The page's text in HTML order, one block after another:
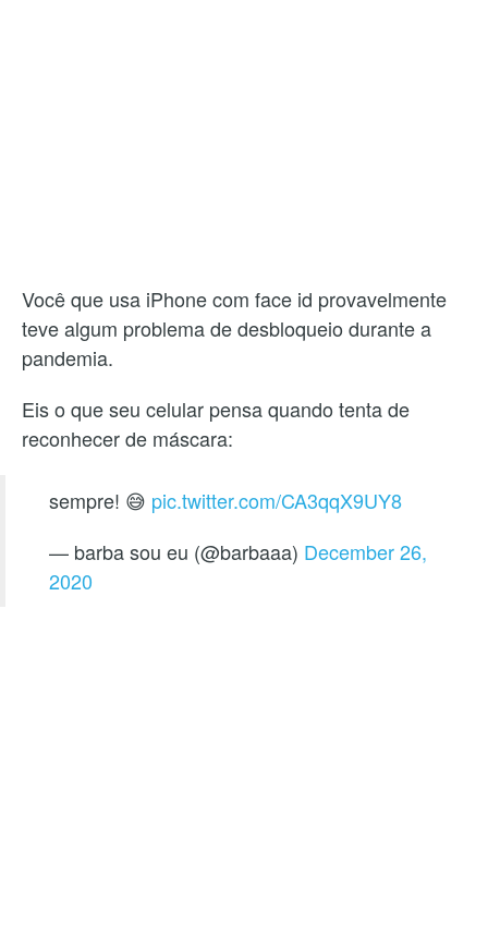
Você que usa iPhone com face id provavelmente
teve algum problema de desbloqueio durante a
pandemia.
Eis o que seu celular pensa quando tenta de
reconhecer de máscara:
sempre! 😅 pic.twitter.com/CA3qqX9UY8
— barba sou eu (@barbaaa) December 26,
2020